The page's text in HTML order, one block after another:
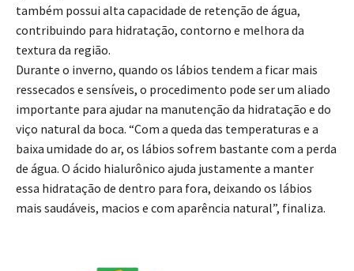
também possui alta capacidade de retenção de água,
contribuindo para hidratação, contorno e melhora da
textura da região.
Durante o inverno, quando os lábios tendem a ficar mais
ressecados e sensíveis, o procedimento pode ser um aliado
importante para ajudar na manutenção da hidratação e do
viço natural da boca. “Com a queda das temperaturas e a
baixa umidade do ar, os lábios sofrem bastante com a perda
de água. O ácido hialurônico ajuda justamente a manter
essa hidratação de dentro para fora, deixando os lábios
mais saudáveis, macios e com aparência natural”, finaliza.